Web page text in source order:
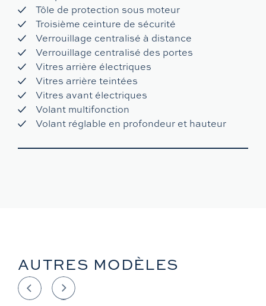
Tôle de protection sous moteur
Troisième ceinture de sécurité
Verrouillage centralisé à distance
Verrouillage centralisé des portes
Vitres arrière électriques
Vitres arrière teintées
Vitres avant électriques
Volant multifonction
Volant réglable en profondeur et hauteur
AUTRES MODÈLES